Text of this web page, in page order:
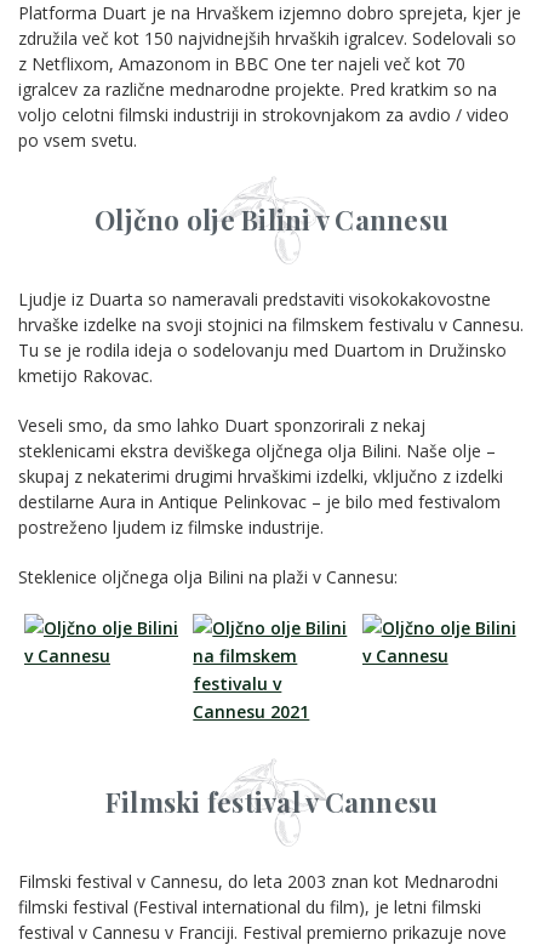
Platforma Duart je na Hrvaškem izjemno dobro sprejeta, kjer je
združila več kot 150 najvidnejših hrvaških igralcev. Sodelovali so
z Netflixom, Amazonom in BBC One ter najeli več kot 70
igralcev za različne mednarodne projekte. Pred kratkim so na
voljo celotni filmski industriji in strokovnjakom za avdio / video
po vsem svetu.
Oljčno olje Bilini v Cannesu
Ljudje iz Duarta so nameravali predstaviti visokokakovostne
hrvaške izdelke na svoji stojnici na filmskem festivalu v Cannesu.
Tu se je rodila ideja o sodelovanju med Duartom in Družinsko
kmetijo Rakovac.
Veseli smo, da smo lahko Duart sponzorirali z nekaj
steklenicami ekstra deviškega oljčnega olja Bilini. Naše olje –
skupaj z nekaterimi drugimi hrvaškimi izdelki, vključno z izdelki
destilarne Aura in Antique Pelinkovac – je bilo med festivalom
postreženo ljudem iz filmske industrije.
Steklenice oljčnega olja Bilini na plaži v Cannesu:
Filmski festival v Cannesu
Filmski festival v Cannesu, do leta 2003 znan kot Mednarodni
filmski festival (Festival international du film), je letni filmski
festival v Cannesu v Franciji. Festival premierno prikazuje nove